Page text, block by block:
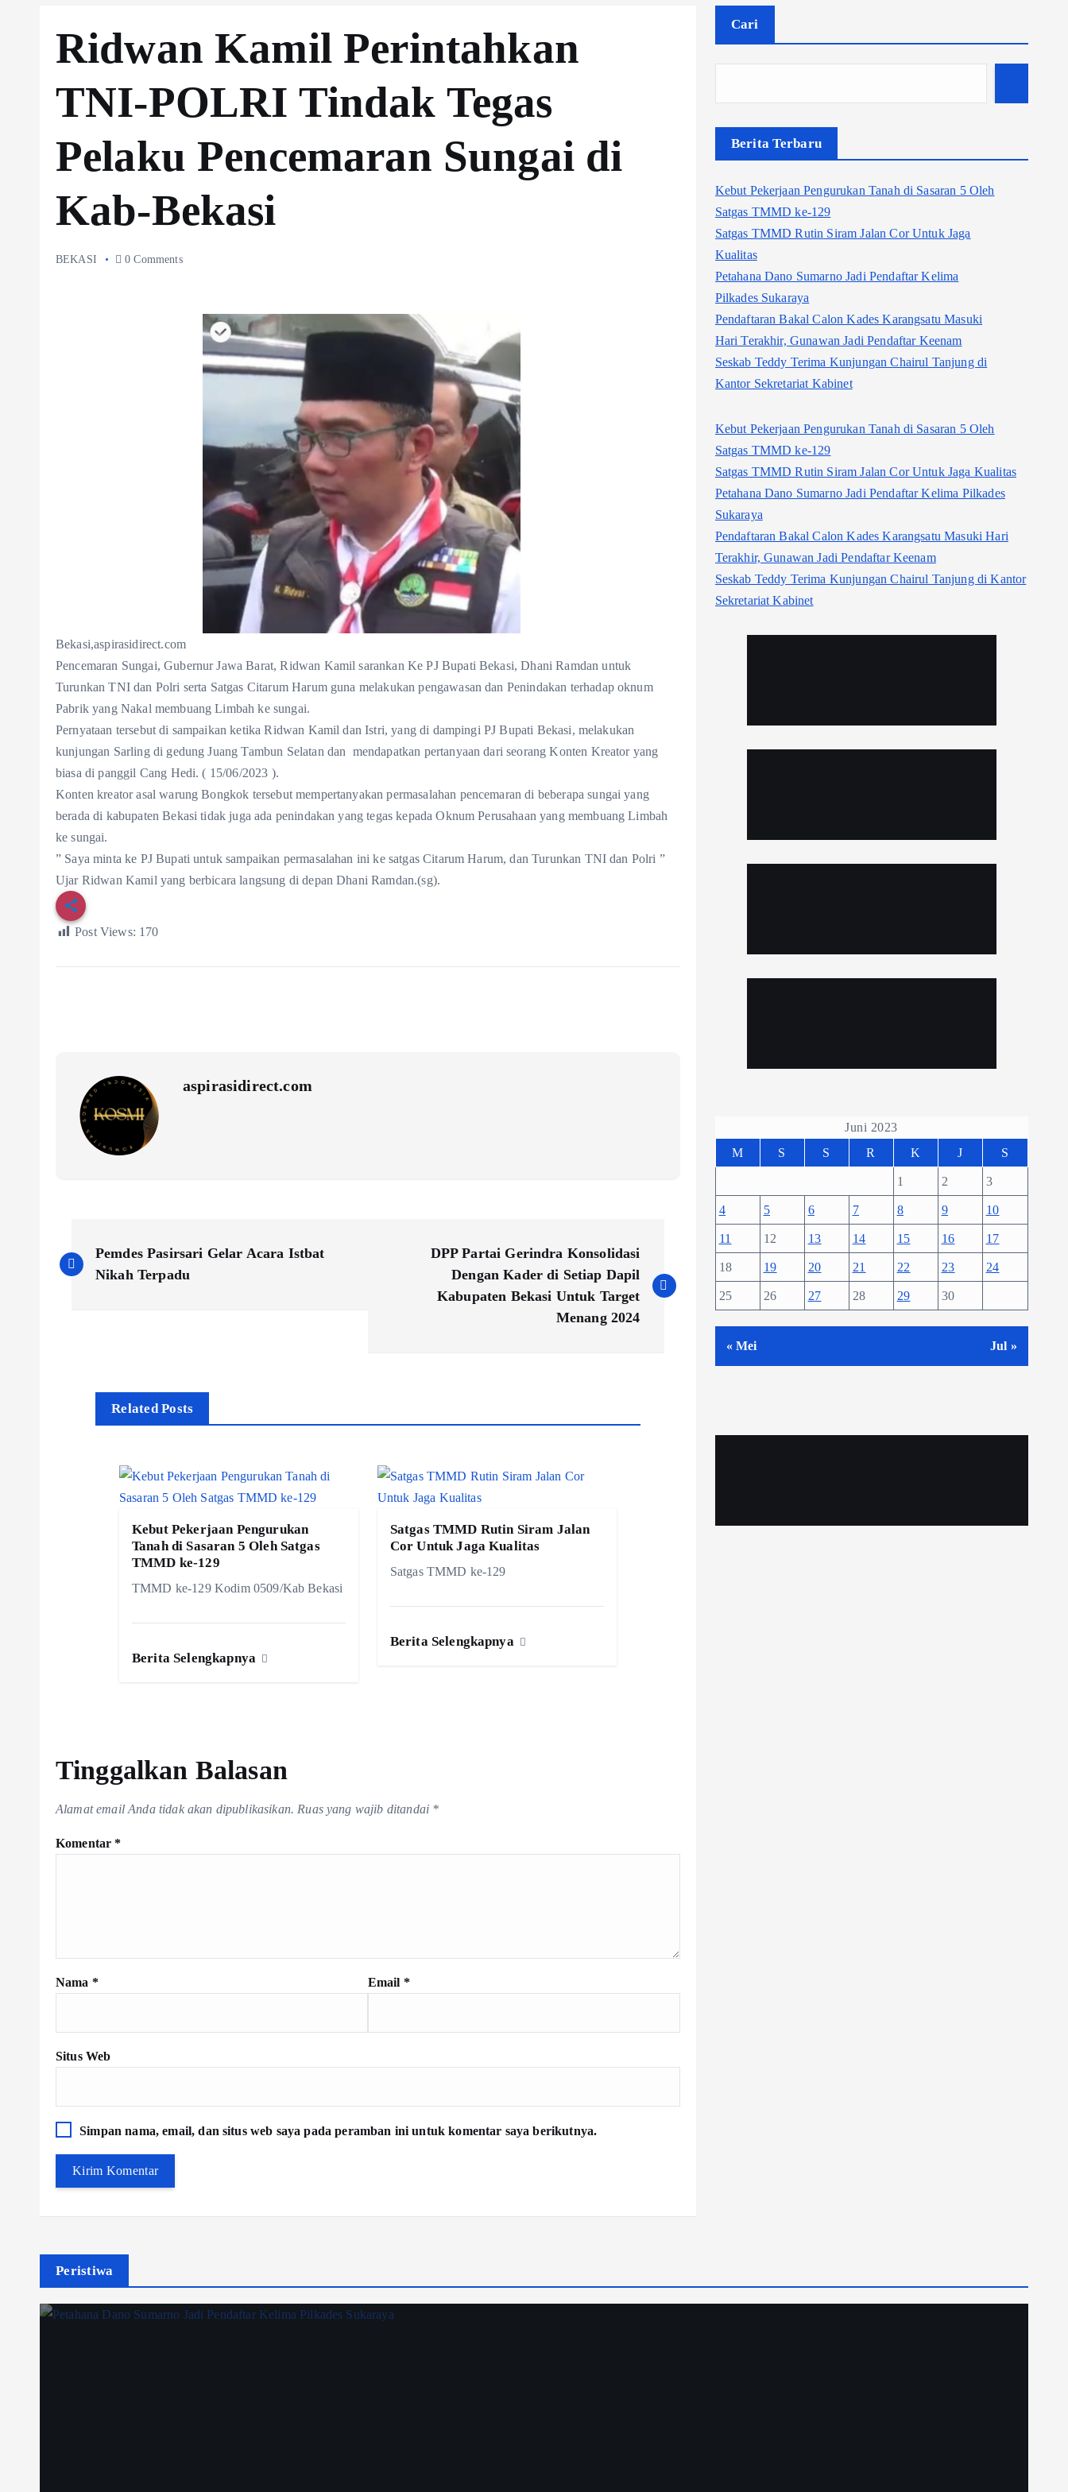
Ridwan Kamil Perintahkan
TNI-POLRI Tindak Tegas
Pelaku Pencemaran Sungai di
Kab-Bekasi
BEKASI 0 Comments
Bekasi,aspirasidirect.com
Pencemaran Sungai, Gubernur Jawa Barat, Ridwan Kamil sarankan Ke PJ Bupati Bekasi, Dhani Ramdan untuk
Turunkan TNI dan Polri serta Satgas Citarum Harum guna melakukan pengawasan dan Penindakan terhadap oknum
Pabrik yang Nakal membuang Limbah ke sungai.
Pernyataan tersebut di sampaikan ketika Ridwan Kamil dan Istri, yang di dampingi PJ Bupati Bekasi, melakukan
kunjungan Sarling di gedung Juang Tambun Selatan dan mendapatkan pertanyaan dari seorang Konten Kreator yang
biasa di panggil Cang Hedi. ( 15/06/2023 ).
Konten kreator asal warung Bongkok tersebut mempertanyakan permasalahan pencemaran di beberapa sungai yang
berada di kabupaten Bekasi tidak juga ada penindakan yang tegas kepada Oknum Perusahaan yang membuang Limbah
ke sungai.
” Saya minta ke PJ Bupati untuk sampaikan permasalahan ini ke satgas Citarum Harum, dan Turunkan TNI dan Polri ”
Ujar Ridwan Kamil yang berbicara langsung di depan Dhani Ramdan.(sg).
Post Views: 170
aspirasidirect.com
a
Pemdes Pasirsari Gelar Acara Istbat
Nikah Terpadu
DPP Partai Gerindra Konsolidasi
Dengan Kader di Setiap Dapil
Kabupaten Bekasi Untuk Target
Menang 2024
Related Posts
Kebut Pekerjaan Pengurukan
Tanah di Sasaran 5 Oleh Satgas
TMMD ke-129
TMMD ke-129 Kodim 0509/Kab Bekasi
Berita Selengkapnya
Satgas TMMD Rutin Siram Jalan
Cor Untuk Jaga Kualitas
Satgas TMMD ke-129
Berita Selengkapnya
Tinggalkan Balasan
Alamat email Anda tidak akan dipublikasikan. Ruas yang wajib ditandai *
Komentar *
Nama * Email *
Situs Web
Simpan nama, email, dan situs web saya pada peramban ini untuk komentar saya berikutnya.
Cari
Berita Terbaru
Kebut Pekerjaan Pengurukan Tanah di Sasaran 5 Oleh
Satgas TMMD ke-129
Satgas TMMD Rutin Siram Jalan Cor Untuk Jaga
Kualitas
Petahana Dano Sumarno Jadi Pendaftar Kelima
Pilkades Sukaraya
Pendaftaran Bakal Calon Kades Karangsatu Masuki
Hari Terakhir, Gunawan Jadi Pendaftar Keenam
Seskab Teddy Terima Kunjungan Chairul Tanjung di
Kantor Sekretariat Kabinet
Kebut Pekerjaan Pengurukan Tanah di Sasaran 5 Oleh
Satgas TMMD ke-129
Satgas TMMD Rutin Siram Jalan Cor Untuk Jaga Kualitas
Petahana Dano Sumarno Jadi Pendaftar Kelima Pilkades
Sukaraya
Pendaftaran Bakal Calon Kades Karangsatu Masuki Hari
Terakhir, Gunawan Jadi Pendaftar Keenam
Seskab Teddy Terima Kunjungan Chairul Tanjung di Kantor
Sekretariat Kabinet
Juni 2023
M
S S R K J S
1 2 3
4 5 6 7 8 9 10
11 12 13 14 15 16 17
18 19 20 21 22 23 24
25 26 27 28 29 30
« Mei Jul »
Peristiwa